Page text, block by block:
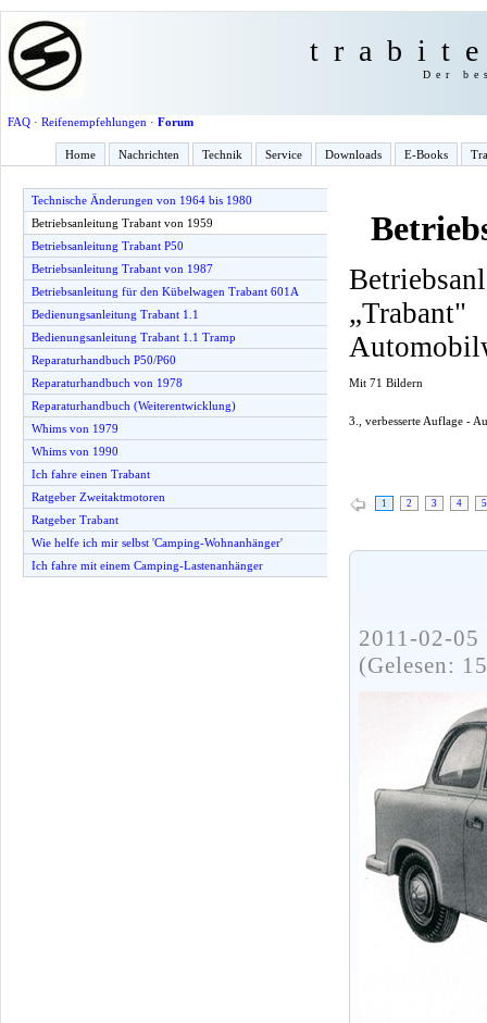
Der
FAQ· Reifenempfehlungen · Forum
Home Nachrichten Technik Service Downloads E-Books
Technische Änderungen von 1964 bis 1980
Betriebsanleitung Trabant von 1959
Betriebsanleitung Trabant P50
Betriebsanleitung Trabant von 1987
Betriebsanleitung für den Kübelwagen Trabant 601A
Bedienungsanleitung Trabant 1.1
Bedienungsanleitung Trabant 1.1 Tramp
Reparaturhandbuch P50/P60
Reparaturhandbuch von 1978
Reparaturhandbuch (Weiterentwicklung)
Whims von 1979
Whims von 1990
Ich fahre einen Trabant
Ratgeber Zweitaktmotoren
Ratgeber Trabant
Wie helfe ich mir selbst 'Camping-Wohnanhänger'
Ich fahre mit einem Camping-Lastenanhänger
Mit 71 Bildern
3., verbesserte Auflage -
1 2 3 4 5
2011-02-
(Gelesen: